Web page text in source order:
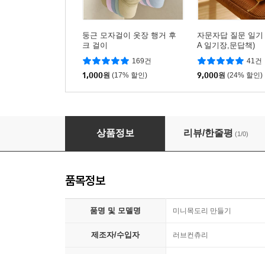
둥근 모자걸이 옷장 행거 후
크 걸이
169건
1,000원 (17% 할인)
자문자답 질문 일
A 일기장,문답책)
41건
9,000원 (24% 할인)
(DIY)너음목도리 뜨기
상품정보 리뷰/한줄평 (1/0)
품목정보
품명 및 모델명 미니목도리 만들기
제조자/수입자 러브컨츄리